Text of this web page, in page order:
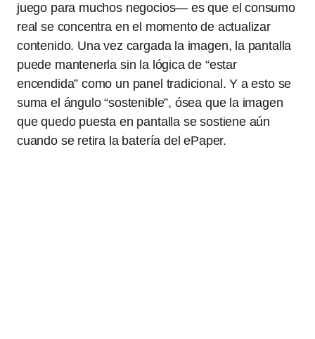
juego para muchos negocios— es que el consumo
real se concentra en el momento de actualizar
contenido. Una vez cargada la imagen, la pantalla
puede mantenerla sin la lógica de “estar
encendida” como un panel tradicional. Y a esto se
suma el ángulo “sostenible”, ósea que la imagen
que quedo puesta en pantalla se sostiene aún
cuando se retira la batería del ePaper.